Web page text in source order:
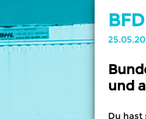
und
Du hast